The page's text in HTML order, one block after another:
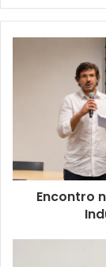
causados pela
deles [idosos],
ficam
supervisor da
Moisés Hrysyk
Na
londrinense
os
disso, outros
laterais, para
ficam
Encontro